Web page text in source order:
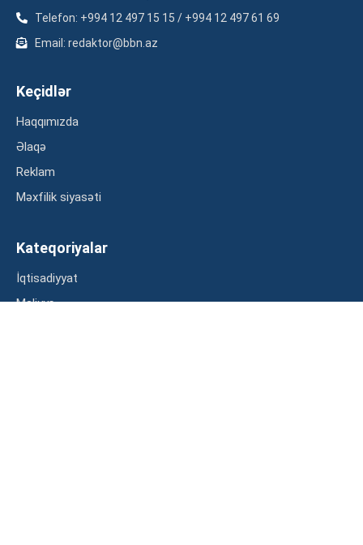
Telefon: +994 12 497 15 15 / +994 12 497 61 69
Email: redaktor@bbn.az
Keçidlər
Haqqımızda
Əlaqə
Reklam
Məxfilik siyasəti
Kateqoriyalar
İqtisadiyyat
Maliyyə